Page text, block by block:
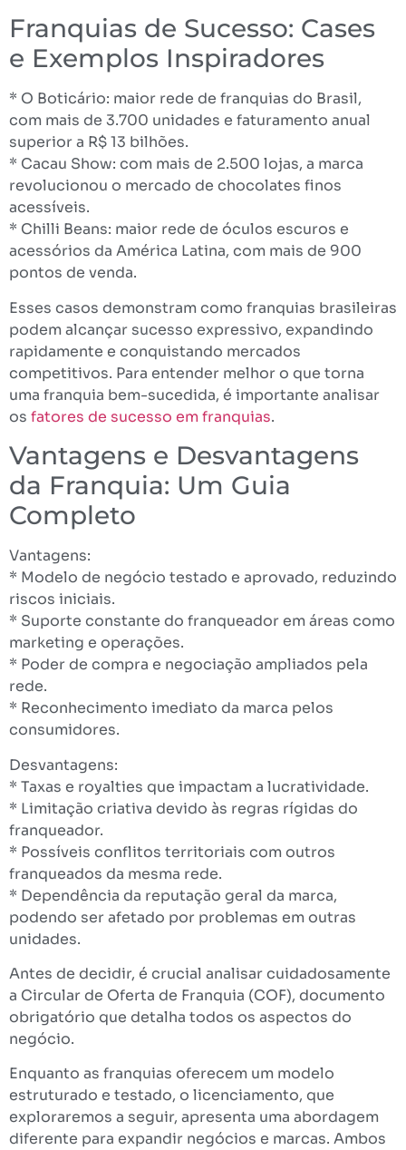
Franquias de Sucesso: Cases
e Exemplos Inspiradores
* O Boticário: maior rede de franquias do Brasil,
com mais de 3.700 unidades e faturamento anual
superior a R$ 13 bilhões.
* Cacau Show: com mais de 2.500 lojas, a marca
revolucionou o mercado de chocolates finos
acessíveis.
* Chilli Beans: maior rede de óculos escuros e
acessórios da América Latina, com mais de 900
pontos de venda.
Esses casos demonstram como franquias brasileiras
podem alcançar sucesso expressivo, expandindo
rapidamente e conquistando mercados
competitivos. Para entender melhor o que torna
uma franquia bem-sucedida, é importante analisar
os fatores de sucesso em franquias.
Vantagens e Desvantagens
da Franquia: Um Guia
Completo
Vantagens:
* Modelo de negócio testado e aprovado, reduzindo
riscos iniciais.
* Suporte constante do franqueador em áreas como
marketing e operações.
* Poder de compra e negociação ampliados pela
rede.
* Reconhecimento imediato da marca pelos
consumidores.
Desvantagens:
* Taxas e royalties que impactam a lucratividade.
* Limitação criativa devido às regras rígidas do
franqueador.
* Possíveis conflitos territoriais com outros
franqueados da mesma rede.
* Dependência da reputação geral da marca,
podendo ser afetado por problemas em outras
unidades.
Antes de decidir, é crucial analisar cuidadosamente
a Circular de Oferta de Franquia (COF), documento
obrigatório que detalha todos os aspectos do
negócio.
Enquanto as franquias oferecem um modelo
estruturado e testado, o licenciamento, que
exploraremos a seguir, apresenta uma abordagem
diferente para expandir negócios e marcas. Ambos